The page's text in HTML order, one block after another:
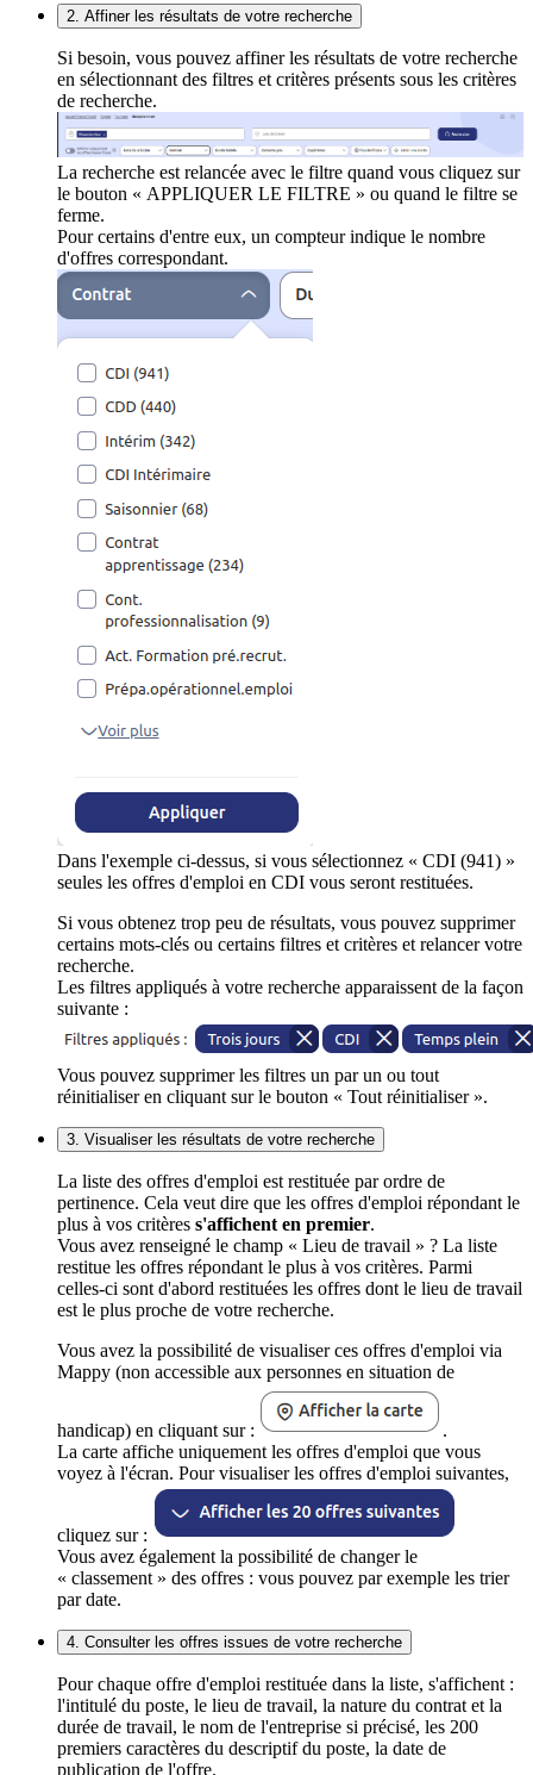
2. Affiner les résultats de votre recherche
Si besoin, vous pouvez affiner les résultats de votre recherche
en sélectionnant des filtres et critères présents sous les critères
de recherche.
La recherche est relancée avec le filtre quand vous cliquez sur
le bouton « APPLIQUER LE FILTRE » ou quand le filtre se
ferme.
Pour certains d'entre eux, un compteur indique le nombre
d'offres correspondant.
Dans l'exemple ci-dessus, si vous sélectionnez « CDI (941) »
seules les offres d'emploi en CDI vous seront restituées.
Si vous obtenez trop peu de résultats, vous pouvez supprimer
certains mots-clés ou certains filtres et critères et relancer votre
recherche.
Les filtres appliqués à votre recherche apparaissent de la façon
suivante :
Vous pouvez supprimer les filtres un par un ou tout
réinitialiser en cliquant sur le bouton « Tout réinitialiser ».
3. Visualiser les résultats de votre recherche
La liste des offres d'emploi est restituée par ordre de
pertinence. Cela veut dire que les offres d'emploi répondant le
plus à vos critères s'affichent en premier.
Vous avez renseigné le champ « Lieu de travail » ? La liste
restitue les offres répondant le plus à vos critères. Parmi
celles-ci sont d'abord restituées les offres dont le lieu de travail
est le plus proche de votre recherche.
Vous avez la possibilité de visualiser ces offres d'emploi via
Mappy (non accessible aux personnes en situation de
handicap) en cliquant sur :
.
La carte affiche uniquement les offres d'emploi que vous
voyez à l'écran. Pour visualiser les offres d'emploi suivantes,
cliquez sur :
Vous avez également la possibilité de changer le
« classement » des offres : vous pouvez par exemple les trier
par date.
4. Consulter les offres issues de votre recherche
Pour chaque offre d'emploi restituée dans la liste, s'affichent :
l'intitulé du poste, le lieu de travail, la nature du contrat et la
durée de travail, le nom de l'entreprise si précisé, les 200
premiers caractères du descriptif du poste, la date de
publication de l'offre.